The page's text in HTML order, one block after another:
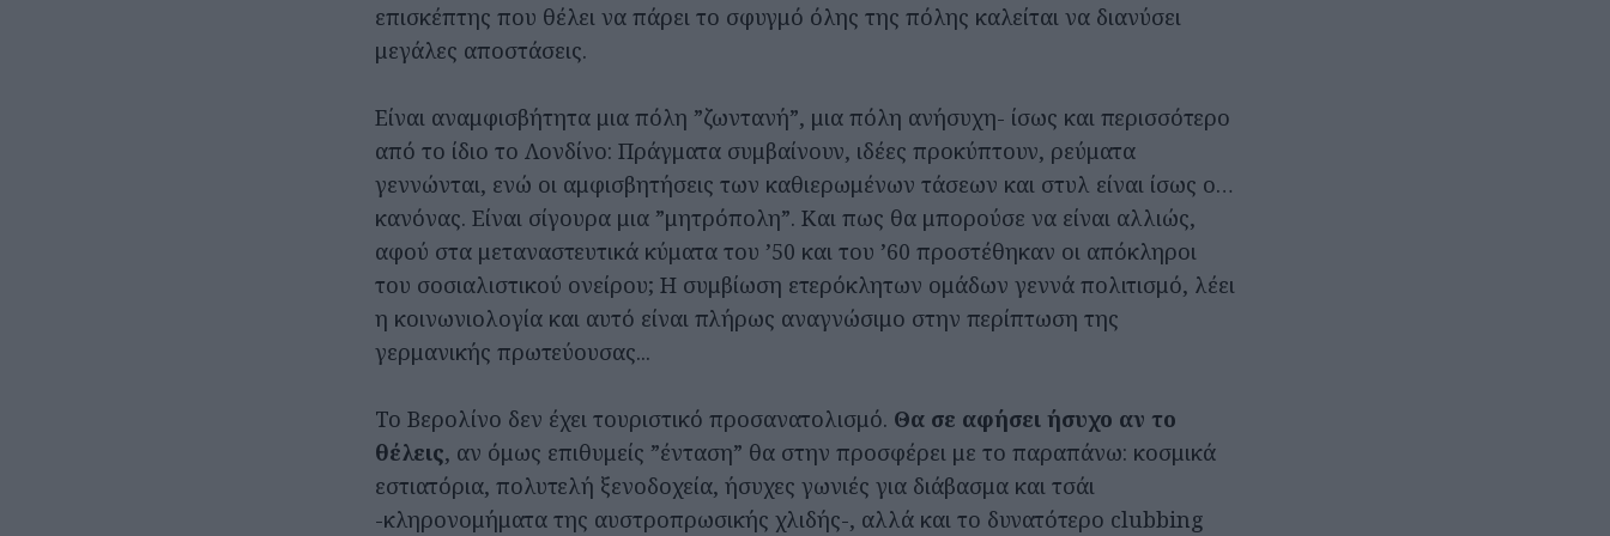
επισκέπτης που θέλει να πάρει το σφυγμό όλης της πόλης καλείται να διανύσει
μεγάλες αποστάσεις.
Είναι αναμφισβήτητα μια πόλη ”ζωντανή”, μια πόλη ανήσυχη- ίσως και περισσότερο
από το ίδιο το Λονδίνο: Πράγματα συμβαίνουν, ιδέες προκύπτουν, ρεύματα
γεννώνται, ενώ οι αμφισβητήσεις των καθιερωμένων τάσεων και στυλ είναι ίσως ο…
κανόνας. Είναι σίγουρα μια ”μητρόπολη”. Και πως θα μπορούσε να είναι αλλιώς,
αφού στα μεταναστευτικά κύματα του ’50 και του ’60 προστέθηκαν οι απόκληροι
του σοσιαλιστικού ονείρου; Η συμβίωση ετερόκλητων ομάδων γεννά πολιτισμό, λέει
η κοινωνιολογία και αυτό είναι πλήρως αναγνώσιμο στην περίπτωση της
γερμανικής πρωτεύουσας...
Το Βερολίνο δεν έχει τουριστικό προσανατολισμό. Θα σε αφήσει ήσυχο αν το
θέλεις, αν όμως επιθυμείς ”ένταση” θα στην προσφέρει με το παραπάνω: κοσμικά
εστιατόρια, πολυτελή ξενοδοχεία, ήσυχες γωνιές για διάβασμα και τσάι
-κληρονομήματα της αυστροπρωσικής χλιδής-, αλλά και το δυνατότερο clubbing